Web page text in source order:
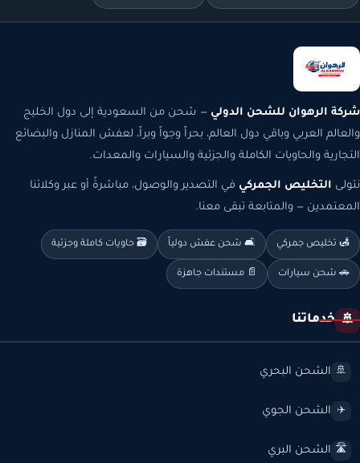
شركة الرهوان للشحن الدولي — شحن من السعودية إلى دول الخليج
والعالم العربي وباقي دول العالم، بحراً وجواً وبراً، لعفش المنازل والبضائع
التجارية والحاويات الكاملة والجزئية والسيارات والمعدات.
نتولى التخليص الجمركي في التصدير والوصول، مباشرةً أو عبر وكلائنا
المعتمدين — والمتابعة تبقى معنا.
🛃 تخليص جمركي 🛋️ شحن عفش دولياً 🗃️ حاويات كاملة وجزئية
🚗 شحن سيارات 📄 مستندات جاهزة
🚢 خدماتنا
🚢 الشحن البحري
✈️ الشحن الجوي
🛣️ الشحن البري